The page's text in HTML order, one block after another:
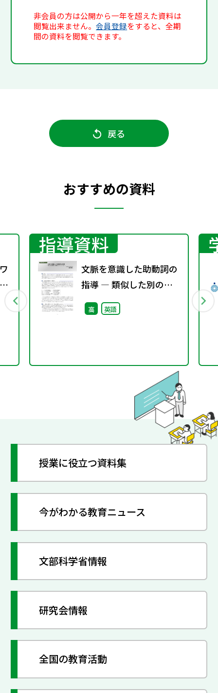
非会員の方は公開から一年を超えた資料は
閲覧出来ません。会員登録をすると、全期
間の資料を閲覧できます。
戻る
おすすめの資料
指導資料
文脈を意識した助動詞の
指導 ― 類似した別の表
現をもつ助動詞 will と
can と must ―
高 英語
授業に役立つ資料集
今がわかる教育ニュース
文部科学省情報
研究会情報
全国の教育活動